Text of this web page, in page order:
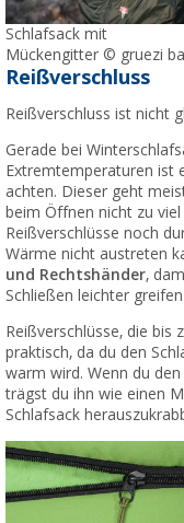
Schlafsack mit
Mückengitter © gruezi
Reißverschluss
Reißverschluss ist nicht
Gerade bei
Extremtemperaturen ist
achten. Dieser geht
beim Öffnen nicht zu
Reißverschlüsse noch
Wärme nicht austreten
und Rechtshänder,
Schließen leichter
Reißverschlüsse, die bis
praktisch, da du den
warm wird. Wenn du den
trägst du ihn wie einen
Schlafsack